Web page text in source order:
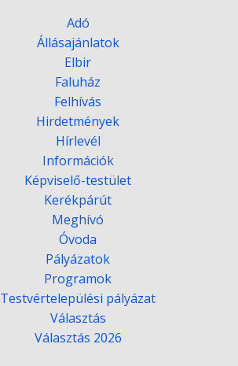
Adó
Állásajánlatok
Elbir
Faluház
Felhívás
Hirdetmények
Hírlevél
Információk
Képviselő-testület
Kerékpárút
Meghívó
Óvoda
Pályázatok
Programok
Testvértelepülési pályázat
Választás
Választás 2026